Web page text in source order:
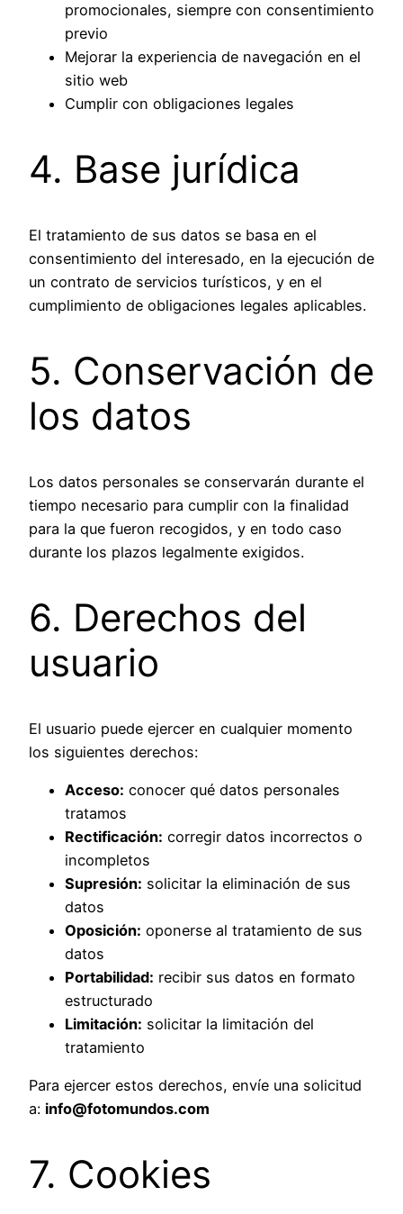
promocionales, siempre con consentimiento
previo
Mejorar la experiencia de navegación en el
sitio web
Cumplir con obligaciones legales
4. Base jurídica
El tratamiento de sus datos se basa en el
consentimiento del interesado, en la ejecución de
un contrato de servicios turísticos, y en el
cumplimiento de obligaciones legales aplicables.
5. Conservación de
los datos
Los datos personales se conservarán durante el
tiempo necesario para cumplir con la finalidad
para la que fueron recogidos, y en todo caso
durante los plazos legalmente exigidos.
6. Derechos del
usuario
El usuario puede ejercer en cualquier momento
los siguientes derechos:
Acceso: conocer qué datos personales
tratamos
Rectificación: corregir datos incorrectos o
incompletos
Supresión: solicitar la eliminación de sus
datos
Oposición: oponerse al tratamiento de sus
datos
Portabilidad: recibir sus datos en formato
estructurado
Limitación: solicitar la limitación del
tratamiento
Para ejercer estos derechos, envíe una solicitud
a: info@fotomundos.com
7. Cookies